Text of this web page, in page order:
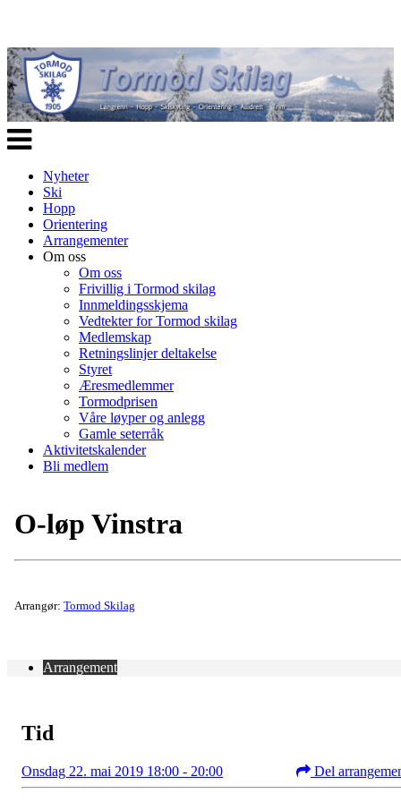
Veksle
navigasjon
Nyheter
Ski
Hopp
Orientering
Arrangementer
Om oss
Om oss
Frivillig i Tormod skilag
Innmeldingsskjema
Vedtekter for Tormod skilag
Medlemskap
Retningslinjer deltakelse
Styret
Æresmedlemmer
Tormodprisen
Våre løyper og anlegg
Gamle seterråk
Aktivitetskalender
Bli medlem
O-løp Vinstra
Arrangør: Tormod Skilag
Arrangement
Tid
Onsdag 22. mai 2019 18:00 - 20:00 Del